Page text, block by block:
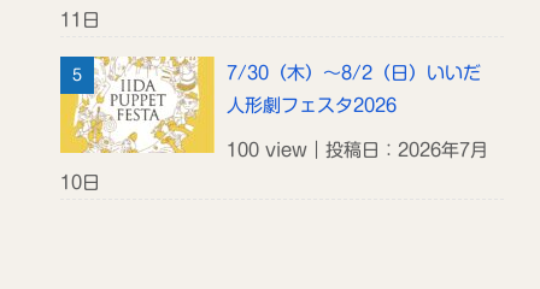
11日
7/30（木）～8/2（日）いいだ
人形劇フェスタ2026
100 view｜投稿日：2026年7月
10日